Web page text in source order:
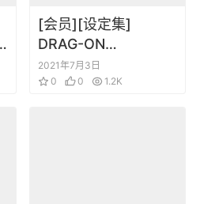
[会员][设定集]
DRAG-ON
DRAGOON2 龙背上
的骑兵DOD2 设定资
2021年7月3日
0
0 1.2K